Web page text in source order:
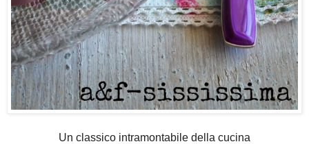
Un classico intramontabile della cucina